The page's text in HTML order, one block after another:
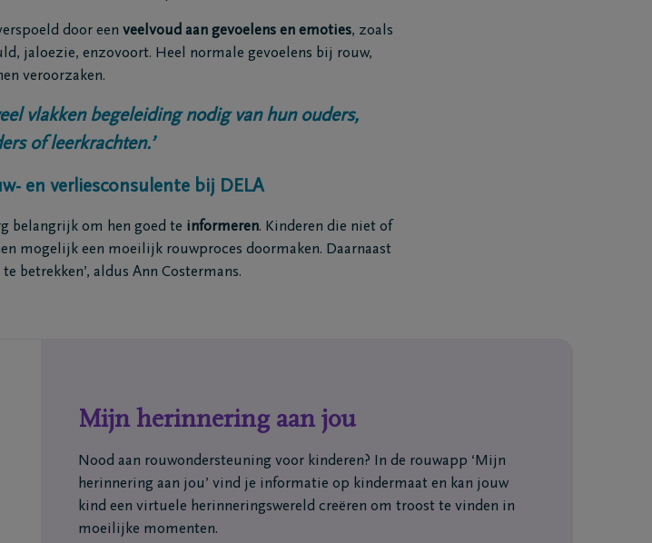
Inspiratie
Voor elkaar gebaar
Wandelingen
Maak een afspraak
Ik heb een vraag
door een veelvoud aan gevoelens en emoties, zoals
jaloezie, enzovoort. Heel normale gevoelens bij rouw,
veroorzaken.
vlakken begeleiding nodig van hun ouders,
of leerkrachten.’
en verliesconsulente bij DELA
belangrijk om hen goed te informeren. Kinderen die niet of
mogelijk een moeilijk rouwproces doormaken. Daarnaast
betrekken’, aldus Ann Costermans.
Mijn herinnering aan jou
Nood aan rouwondersteuning voor kinderen? In de rouwapp ‘Mijn
herinnering aan jou’ vind je informatie op kindermaat en kan jouw
kind een virtuele herinneringswereld creëren om troost te vinden in
moeilijke momenten.